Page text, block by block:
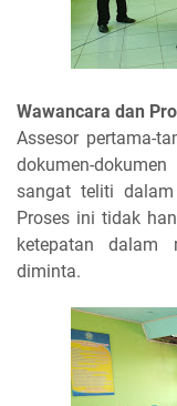
Wawancara dan
Assesor pertama-
dokumen-
sangat teliti
Proses ini tidak
ketepatan dalam
diminta.